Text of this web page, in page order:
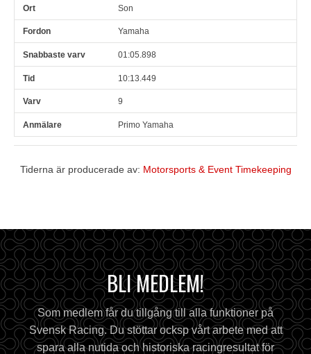
Son
Yamaha
01:05.898
10:13.449
9
Primo Yamaha
Tiderna är producerade av: Motorsports & Event Timekeeping
BLI MEDLEM!
Som medlem får du tillgång till alla funktioner på
Svensk Racing. Du stöttar ocksp vårt arbete med att
spara alla nutida och historiska racingresultat för